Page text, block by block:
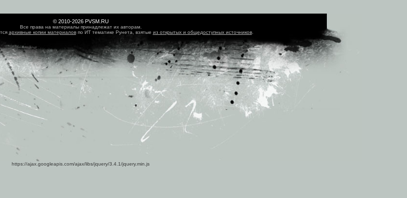
© 2010-2026 PVSM.RU
Все права на материалы принадлежат их авторам.
архивные копии материаловпо ИТ тематике Рунета, взятые из открытых и общедоступных источников.
https://ajax.googleapis.com/ajax/libs/jquery/3.4.1/jquery.min.js